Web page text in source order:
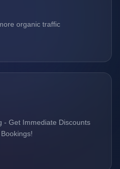
organic traffic
- Get Immediate Discounts